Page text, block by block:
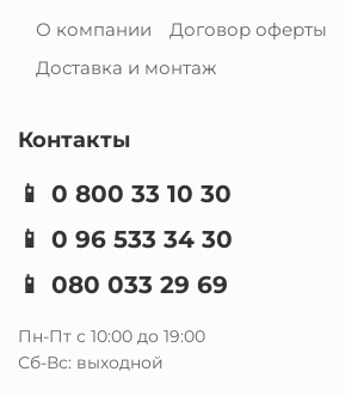
О компании Договор оферты
Доставка и монтаж
Контакты
📱 0 800 33 10 30
📱 0 96 533 34 30
📱 080 033 29 69
Пн-Пт с 10:00 до 19:00
Сб-Вс: выходной